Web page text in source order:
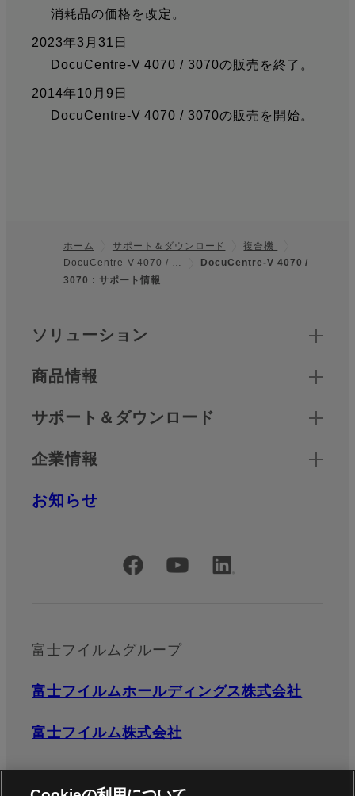
消耗品の価格を改定。
2023年3月31日
DocuCentre-V 4070 / 3070の販売を終了。
2014年10月9日
DocuCentre-V 4070 / 3070の販売を開始。
フッター
ホーム サポート＆ダウンロード
複合機
DocuCentre-V 4070 / …
DocuCentre-V 4070 /
3070 : サポート情報
クイックリンク
ソリューション
商品情報
サポート＆ダウンロード
企業情報
お知らせ
公式SNSアカウント
富士フイルムグループ
富士フイルムホールディングス株式会社
富士フイルム株式会社